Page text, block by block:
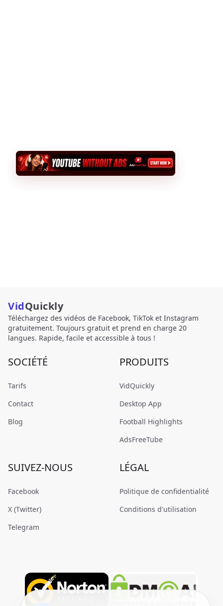
VidQuickly
Téléchargez des vidéos de Facebook, TikTok et Instagram
gratuitement. Toujours gratuit et prend en charge 20
langues. Rapide, facile et accessible à tous !
SOCIÉTÉ
Tarifs
Contact
Blog
PRODUITS
VidQuickly
Desktop App
Football Highlights
AdsFreeTube
SUIVEZ-NOUS
Facebook
X (Twitter)
Telegram
LÉGAL
Politique de confidentialité
Conditions d'utilisation